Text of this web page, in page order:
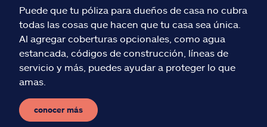
Puede que tu póliza para dueños de casa no cubra
todas las cosas que hacen que tu casa sea única.
Al agregar coberturas opcionales, como agua
estancada, códigos de construcción, líneas de
servicio y más, puedes ayudar a proteger lo que
amas.
conocer más